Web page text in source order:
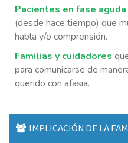
Pacientes en fase aguda
(desde hace tiempo) que
habla y/o comprensión.
Familias y cuidadores
para comunicarse de
querido con afasia.
IMPLICACIÓN DE LA